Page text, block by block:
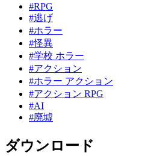
#RPG
#逃げ
#ホラー
#怪異
#学校 ホラー
#アクション
#ホラー アクション
#アクション RPG
#AI
#廃墟
ダウンロード